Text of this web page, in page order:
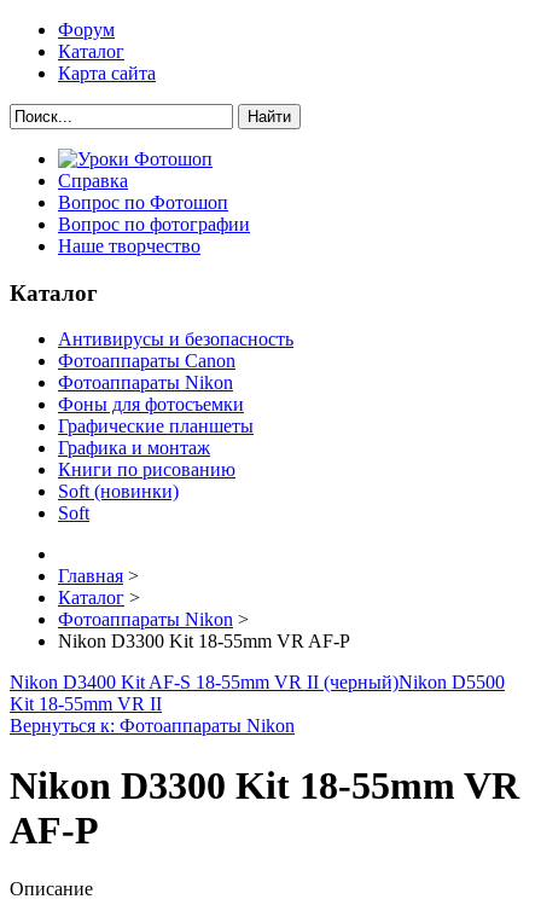
Форум
Каталог
Карта сайта
Найти
Справка
Вопрос по Фотошоп
Вопрос по фотографии
Наше творчество
Каталог
Антивирусы и безопасность
Фотоаппараты Canon
Фотоаппараты Nikon
Фоны для фотосъемки
Графические планшеты
Графика и монтаж
Книги по рисованию
Soft (новинки)
Soft
Главная >
Каталог >
Фотоаппараты Nikon >
Nikon D3300 Kit 18-55mm VR AF-P
Nikon D3400 Kit AF-S 18-55mm VR II (черный)Nikon D5500
Kit 18-55mm VR II
Вернуться к: Фотоаппараты Nikon
Nikon D3300 Kit 18-55mm VR
AF-P
Описание